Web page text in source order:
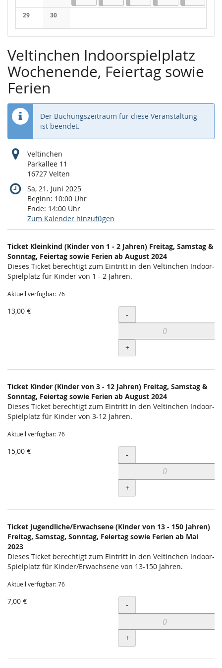
Keine Veranstaltungen
Keine Veranstaltungen
29
Keine Veranstaltungen
30
Keine Veranstaltungen
Veltinchen Indoorspielplatz
Wochenende, Feiertag sowie
Ferien
Der Buchungszeitraum für diese Veranstaltung
ist beendet.
Veltinchen
Parkallee 11
16727 Velten
Sa, 21. Juni 2025
Beginn: 10:00 Uhr
Ende: 14:00 Uhr
Zum Kalender hinzufügen
Produkte
Unkategorisierte
Produkte
Ticket Kleinkind (Kinder von 1 - 2 Jahren) Freitag, Samstag &
Sonntag, Feiertag sowie Ferien ab August 2024
Dieses Ticket berechtigt zum Eintritt in den Veltinchen Indoor-
Spielplatz für Kinder von 1 - 2 Jahren.
Aktuell verfügbar: 76
13,00 € Menge
-
+
Ticket Kinder (Kinder von 3 - 12 Jahren) Freitag, Samstag &
Sonntag, Feiertag sowie Ferien ab August 2024
Dieses Ticket berechtigt zum Eintritt in den Veltinchen Indoor-
Spielplatz für Kinder von 3-12 Jahren.
Aktuell verfügbar: 76
15,00 € Menge
-
+
Ticket Jugendliche/Erwachsene (Kinder von 13 - 150 Jahren)
Freitag, Samstag, Sonntag, Feiertag sowie Ferien ab Mai
2023
Dieses Ticket berechtigt zum Eintritt in den Veltinchen Indoor-
Spielplatz für Kinder/Erwachsene von 13-150 Jahren.
Aktuell verfügbar: 76
7,00 € Menge
-
+